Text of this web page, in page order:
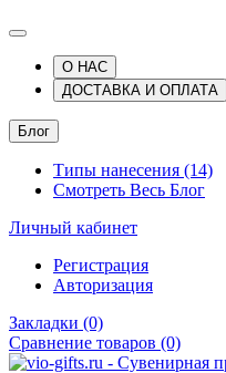
О НАС
ДОСТАВКА И ОПЛАТА
Блог
Типы нанесения (14)
Смотреть Весь Блог
Личный кабинет
Регистрация
Авторизация
Закладки (0)
Сравнение товаров (0)